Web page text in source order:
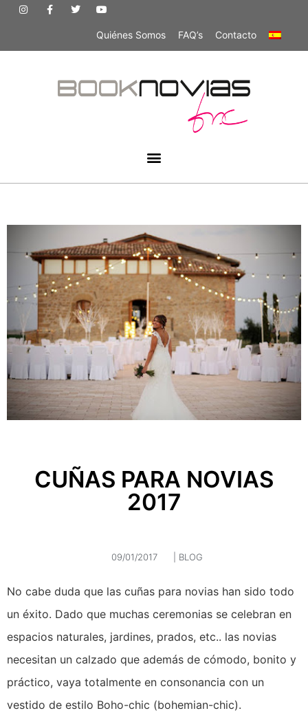
Quiénes Somos FAQ’s Contacto
CUÑAS PARA NOVIAS
2017
09/01/2017 BLOG
No cabe duda que las cuñas para novias han sido todo
un éxito. Dado que muchas ceremonias se celebran en
espacios naturales, jardines, prados, etc.. las novias
necesitan un calzado que además de cómodo, bonito y
práctico, vaya totalmente en consonancia con un
vestido de estilo Boho-chic (bohemian-chic).